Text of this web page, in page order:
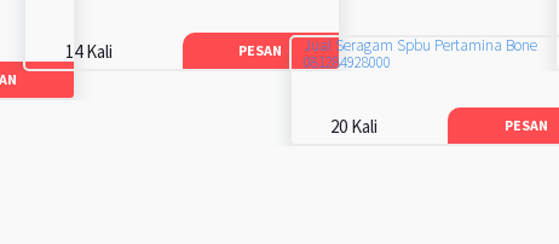
14 Kali PESAN
Jual Seragam Spbu Pertamina Bone
081284928000
20 Kali PESAN